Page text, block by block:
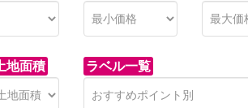
地面積 ラベル一覧